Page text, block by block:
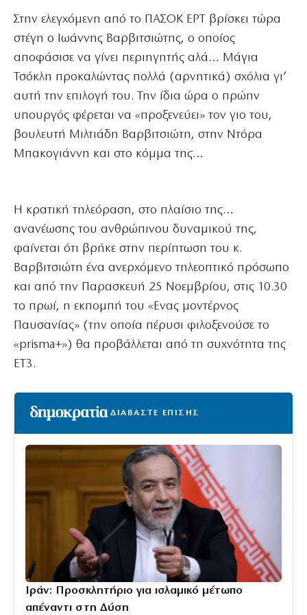
Στην ελεγχόμενη από το ΠΑΣΟΚ ΕΡΤ βρίσκει τώρα
στέγη ο Ιωάννης Βαρβιτσιώτης, ο οποίος
αποφάσισε να γίνει περιηγητής αλά… Μάγια
Τσόκλη προκαλώντας πολλά (αρνητικά) σχόλια γι’
αυτή την επιλογή του. Την ίδια ώρα ο πρώην
υπουργός φέρεται να «προξενεύει» τον γιο του,
βουλευτή Μιλτιάδη Βαρβιτσιώτη, στην Ντόρα
Μπακογιάννη και στο κόμμα της…
Η κρατική τηλεόραση, στο πλαίσιο της…
ανανέωσης του ανθρώπινου δυναμικού της,
φαίνεται ότι βρήκε στην περίπτωση του κ.
Βαρβιτσιώτη ένα ανερχόμενο τηλεοπτικό πρόσωπο
και από την Παρασκευή 25 Νοεμβρίου, στις 10.30
το πρωί, η εκπομπή του «Ενας μοντέρνος
Παυσανίας» (την οποία πέρυσι φιλοξενούσε το
«prisma+») θα προβάλλεται από τη συχνότητα της
ΕΤ3.
ΔΙΑΒΑΣΤΕ ΕΠΙΣΗΣ
Ιράν: Προσκλητήριο για ισλαμικό μέτωπο
απέναντι στη Δύση